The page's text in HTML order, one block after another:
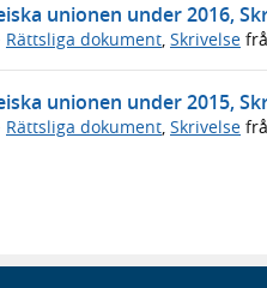
unionen under 2016,
Rättsliga dokument, Skrivelse
unionen under 2015,
Rättsliga dokument, Skrivelse